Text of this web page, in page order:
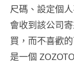
尺碼、設定個
會收到該公司
買，而不喜歡
是一個